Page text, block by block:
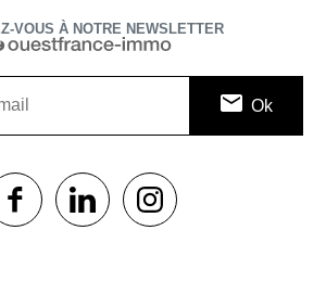
VOUS À NOTRE NEWSLETTER
1$s 1$s